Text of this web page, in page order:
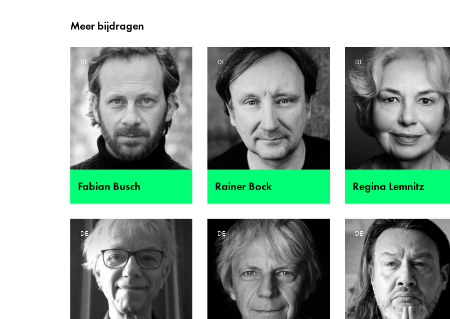
Meer bijdragen
Fabian Busch
DE
Rainer Bock
DE
Regina Lemnitz
DE
DE DE DE